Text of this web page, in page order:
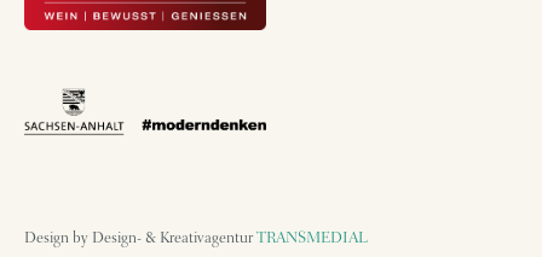
Design by Design- & Kreativagentur TRANSMEDIAL